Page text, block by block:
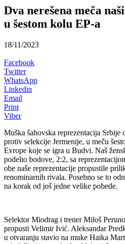
Dva nerešena meča
u šestom kolu EP-a
18/11/2023
Facebook
Twitter
WhatsApp
Linkedin
Email
Print
Viber
Muška šahovska reprezentacija Srbije
protiv selekcije Jermenije, u meču
Evrope koje se igra u Budvi. Naš
podelio bodove, 2:2, sa
obe naše reprezentacije propustile
renominarnih rivala. Posebno se to
na korak od još jedne velike pobede.
Selektor Miodrag i trener Miloš
propusti Velimir Ivić. Aleksandar
u otvaranju stavio na muke Haika